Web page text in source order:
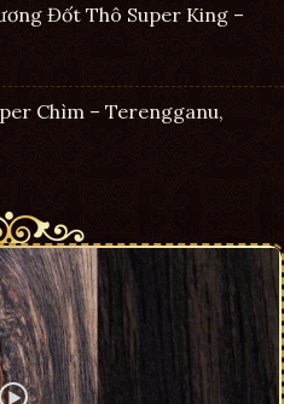
Đốt Thô Super King –
Chìm – Terengganu,